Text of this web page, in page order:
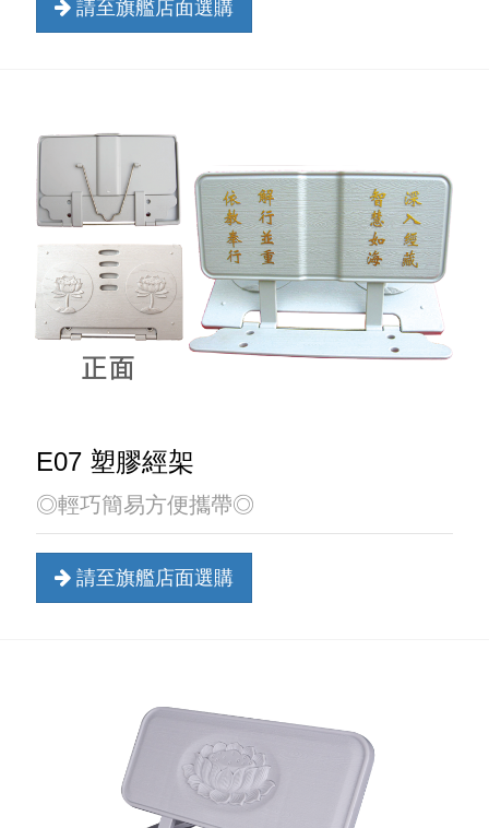
請至旗艦店面選購
E07 塑膠經架
◎輕巧簡易方便攜帶◎
請至旗艦店面選購